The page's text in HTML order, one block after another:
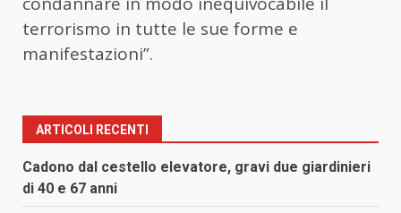
terrorismo in tutte le sue forme e
manifestazioni”.
ARTICOLI RECENTI
Cadono dal cestello elevatore, gravi due giardinieri
di 40 e 67 anni